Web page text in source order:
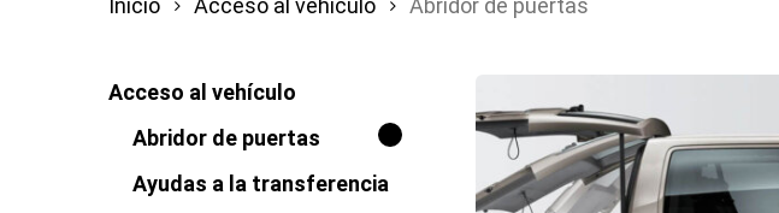
Inicio Acceso al vehículo Abridor de puertas
Acceso al vehículo
Abridor de puertas
Ayudas a la transferencia